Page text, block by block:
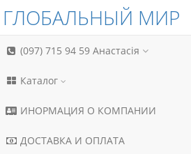
ГЛОБАЛЬНЫЙ МИР
(097) 715 94 59 Анастасія
Каталог
ИНОРМАЦИЯ О КОМПАНИИ
ДОСТАВКА И ОПЛАТА